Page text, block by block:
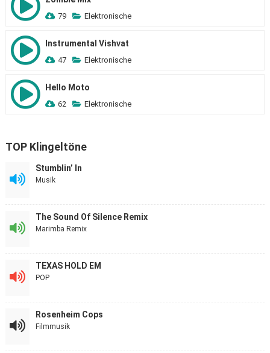
79 Elektronische
Instrumental Vishvat
47 Elektronische
Hello Moto
62 Elektronische
TOP Klingeltöne
Stumblin’ In
Musik
The Sound Of Silence Remix
Marimba Remix
TEXAS HOLD EM
POP
Rosenheim Cops
Filmmusik